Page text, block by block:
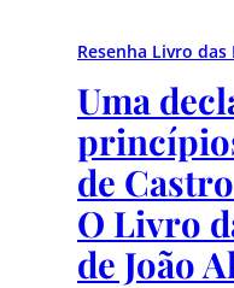
Resenha Livro das
Uma
de
O Livro
de João